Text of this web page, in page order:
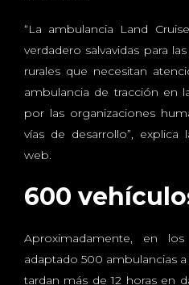
“La ambulancia Land
verdadero salvavidas para
rurales que necesitan
ambulancia de tracción en
por las organizaciones
vías de desarrollo”,
web.
600
Aproximadamente, en
adaptado 500 ambulancias
tardan más de 12 horas en